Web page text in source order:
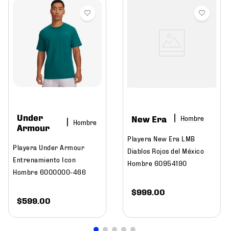
Under
Armour
Hombre
Playera Under Armour
Entrenamiento Icon
Hombre 6000000-466
$599.00
New Era Hombre
Playera New Era LMB
Diablos Rojos del México
Hombre 60954190
$999.00